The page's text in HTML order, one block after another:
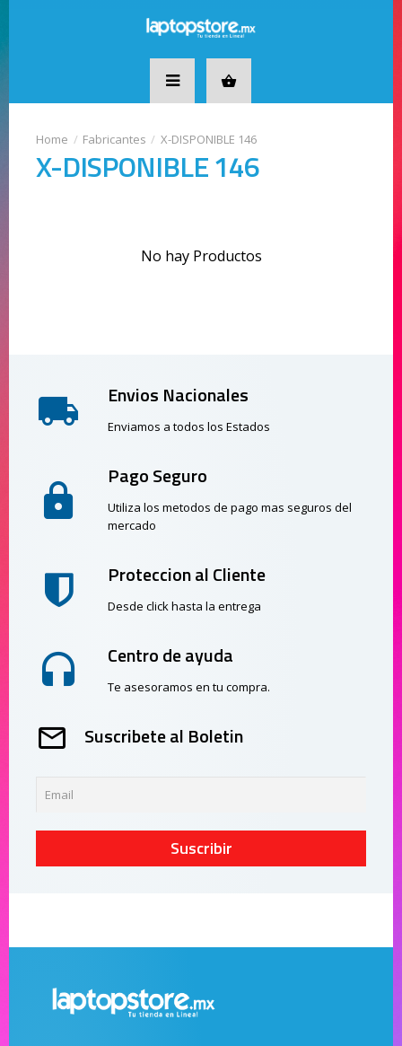
Fabricantes X-DISPONIBLE 146
X-DISPONIBLE 146
No hay Productos
Envios Nacionales
Enviamos a todos los Estados
Pago Seguro
Utiliza los metodos de pago mas seguros del
mercado
Proteccion al Cliente
Desde click hasta la entrega
Centro de ayuda
Te asesoramos en tu compra.
Suscribete al Boletin
Suscribir